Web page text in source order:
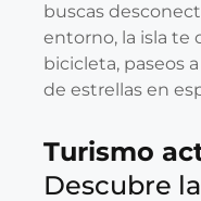
buscas
entorno, la isla te
bicicleta, paseos
de estrellas en
Turismo
Descubre